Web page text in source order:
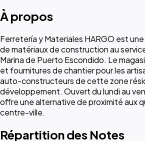
À propos
Ferretería y Materiales HARGO est
de matériaux de construction au
Marina de Puerto Escondido. Le
et fournitures de chantier pour les
auto-constructeurs de cette zone
développement. Ouvert du lundi au
offre une alternative de proximité aux
centre-ville.
Répartition des Notes